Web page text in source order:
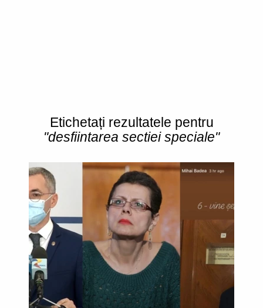
Etichetați rezultatele pentru
"desfiintarea sectiei speciale"